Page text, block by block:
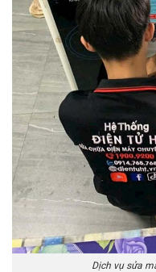
Dịch vụ sửa